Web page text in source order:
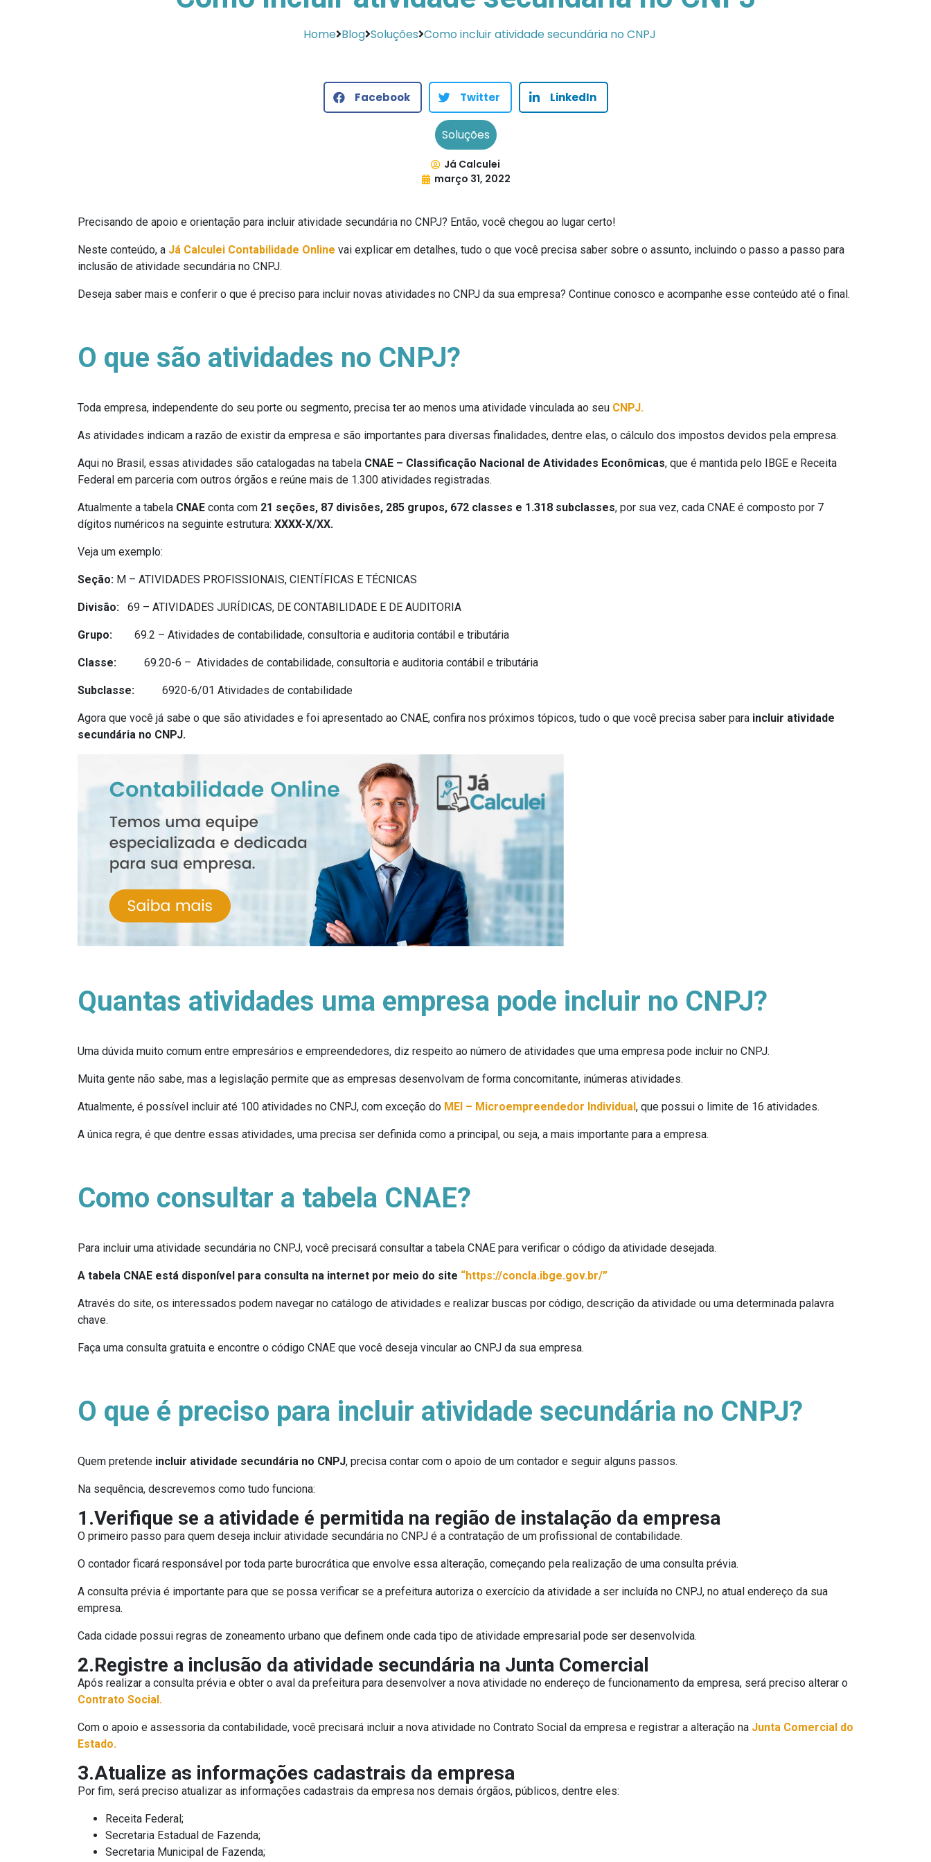
Home Blog Soluções Como incluir atividade secundária no CNPJ
Facebook Twitter LinkedIn
Soluções
Já Calculei
março 31, 2022
Precisando de apoio e orientação para incluir atividade secundária no CNPJ? Então, você chegou ao lugar certo!
Neste conteúdo, a Já Calculei Contabilidade Online vai explicar em detalhes, tudo o que você precisa saber sobre o assunto, incluindo o passo a passo para
inclusão de atividade secundária no CNPJ.
Deseja saber mais e conferir o que é preciso para incluir novas atividades no CNPJ da sua empresa? Continue conosco e acompanhe esse conteúdo até o final.
O que são atividades no CNPJ?
Toda empresa, independente do seu porte ou segmento, precisa ter ao menos uma atividade vinculada ao seu CNPJ.
As atividades indicam a razão de existir da empresa e são importantes para diversas finalidades, dentre elas, o cálculo dos impostos devidos pela empresa.
Aqui no Brasil, essas atividades são catalogadas na tabela CNAE – Classificação Nacional de Atividades Econômicas, que é mantida pelo IBGE e Receita
Federal em parceria com outros órgãos e reúne mais de 1.300 atividades registradas.
Atualmente a tabela CNAE conta com 21 seções, 87 divisões, 285 grupos, 672 classes e 1.318 subclasses, por sua vez, cada CNAE é composto por 7
dígitos numéricos na seguinte estrutura: XXXX-X/XX.
Veja um exemplo:
Seção: M – ATIVIDADES PROFISSIONAIS, CIENTÍFICAS E TÉCNICAS
Divisão: 69 – ATIVIDADES JURÍDICAS, DE CONTABILIDADE E DE AUDITORIA
Grupo: 69.2 – Atividades de contabilidade, consultoria e auditoria contábil e tributária
Classe: 69.20-6 – Atividades de contabilidade, consultoria e auditoria contábil e tributária
Subclasse: 6920-6/01 Atividades de contabilidade
Agora que você já sabe o que são atividades e foi apresentado ao CNAE, confira nos próximos tópicos, tudo o que você precisa saber para incluir atividade
secundária no CNPJ.
Quantas atividades uma empresa pode incluir no CNPJ?
Uma dúvida muito comum entre empresários e empreendedores, diz respeito ao número de atividades que uma empresa pode incluir no CNPJ.
Muita gente não sabe, mas a legislação permite que as empresas desenvolvam de forma concomitante, inúmeras atividades.
Atualmente, é possível incluir até 100 atividades no CNPJ, com exceção do MEI – Microempreendedor Individual, que possui o limite de 16 atividades.
A única regra, é que dentre essas atividades, uma precisa ser definida como a principal, ou seja, a mais importante para a empresa.
Como consultar a tabela CNAE?
Para incluir uma atividade secundária no CNPJ, você precisará consultar a tabela CNAE para verificar o código da atividade desejada.
A tabela CNAE está disponível para consulta na internet por meio do site “https://concla.ibge.gov.br/”
Através do site, os interessados podem navegar no catálogo de atividades e realizar buscas por código, descrição da atividade ou uma determinada palavra
chave.
Faça uma consulta gratuita e encontre o código CNAE que você deseja vincular ao CNPJ da sua empresa.
O que é preciso para incluir atividade secundária no CNPJ?
Quem pretende incluir atividade secundária no CNPJ, precisa contar com o apoio de um contador e seguir alguns passos.
Na sequência, descrevemos como tudo funciona:
1.Verifique se a atividade é permitida na região de instalação da empresa
O primeiro passo para quem deseja incluir atividade secundária no CNPJ é a contratação de um profissional de contabilidade.
O contador ficará responsável por toda parte burocrática que envolve essa alteração, começando pela realização de uma consulta prévia.
A consulta prévia é importante para que se possa verificar se a prefeitura autoriza o exercício da atividade a ser incluída no CNPJ, no atual endereço da sua
empresa.
Cada cidade possui regras de zoneamento urbano que definem onde cada tipo de atividade empresarial pode ser desenvolvida.
2.Registre a inclusão da atividade secundária na Junta Comercial
Após realizar a consulta prévia e obter o aval da prefeitura para desenvolver a nova atividade no endereço de funcionamento da empresa, será preciso alterar o
Contrato Social.
Com o apoio e assessoria da contabilidade, você precisará incluir a nova atividade no Contrato Social da empresa e registrar a alteração na Junta Comercial do
Estado.
3.Atualize as informações cadastrais da empresa
Por fim, será preciso atualizar as informações cadastrais da empresa nos demais órgãos, públicos, dentre eles:
Receita Federal;
Secretaria Estadual de Fazenda;
Secretaria Municipal de Fazenda;